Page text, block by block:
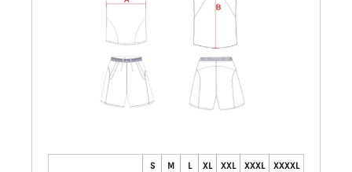
S M L XL XXL XXXL XXXXL